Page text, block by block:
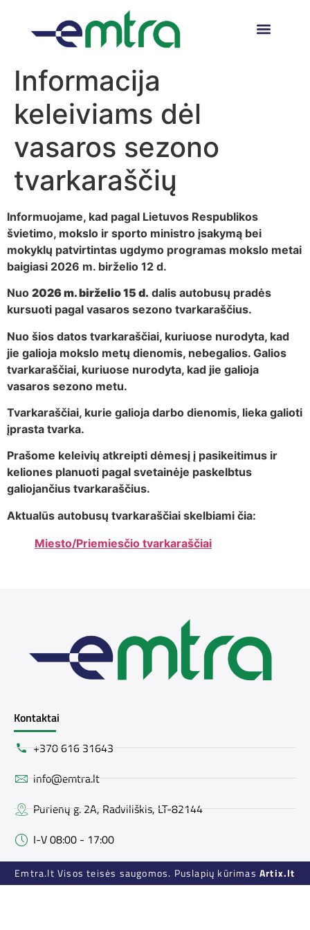
Informacija
keleiviams dėl
vasaros sezono
tvarkaraščių
Informuojame, kad pagal Lietuvos Respublikos
švietimo, mokslo ir sporto ministro įsakymą bei
mokyklų patvirtintas ugdymo programas mokslo metai
baigiasi 2026 m. birželio 12 d.
Nuo 2026 m. birželio 15 d. dalis autobusų pradės
kursuoti pagal vasaros sezono tvarkaraščius.
Nuo šios datos tvarkaraščiai, kuriuose nurodyta, kad
jie galioja mokslo metų dienomis, nebegalios. Galios
tvarkaraščiai, kuriuose nurodyta, kad jie galioja
vasaros sezono metu.
Tvarkaraščiai, kurie galioja darbo dienomis, lieka galioti
įprasta tvarka.
Prašome keleivių atkreipti dėmesį į pasikeitimus ir
keliones planuoti pagal svetainėje paskelbtus
galiojančius tvarkaraščius.
Aktualūs autobusų tvarkaraščiai skelbiami čia:
Miesto/Priemiesčio tvarkaraščiai
Kontaktai
+370 616 31643
info@emtra.lt
Purienų g. 2A, Radviliškis, LT-82144
I-V 08:00 - 17:00
Emtra.lt Visos teisės saugomos. Puslapių kūrimasArtix.lt